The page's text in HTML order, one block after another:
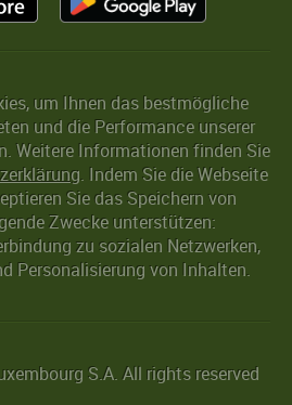
um Ihnen das bestmögliche
und die Performance unserer
Weitere Informationen finden Sie
. Indem Sie die Webseite
Sie das Speichern von
Zwecke unterstützen:
zu sozialen Netzwerken,
Personalisierung von Inhalten.
S.A. All rights reserved